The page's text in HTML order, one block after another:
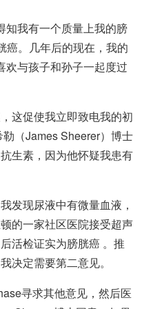
知我有一个质量上我的膀
癌。几年后的现在，我的
欢与孩子和孙子一起度过
这促使我立即致电我的初
（James Sheerer）博士
生素，因为他怀疑我患有
发现尿液中有微量血液，
的一家社区医院接受超声
活检证实为膀胱癌 。推
决定需要第二意见。
寻求其他意见，然后医